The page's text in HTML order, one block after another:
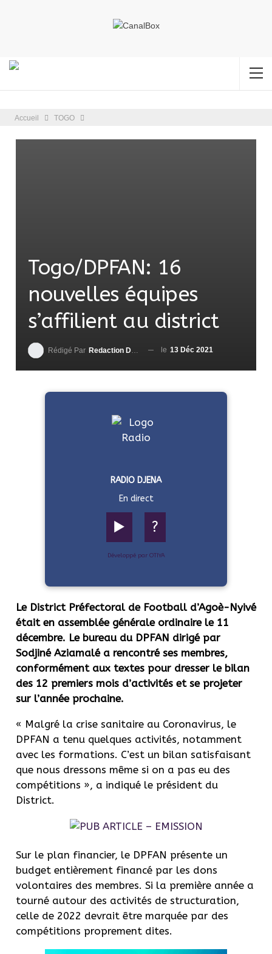
Accueil TOGO
Togo/DPFAN: 16
nouvelles équipes
s’affilient au district
Rédigé Par Redaction DjenaSport le 13 Déc 2021
RADIO DJENA
En direct
▶️ ?
Développé par OTIYA
Le District Préfectoral de Football d’Agoè-Nyivé
était en assemblée générale ordinaire le 11
décembre. Le bureau du DPFAN dirigé par
Sodjiné Aziamalé a rencontré ses membres,
conformément aux textes pour dresser le bilan
des 12 premiers mois d’activités et se projeter
sur l’année prochaine.
« Malgré la crise sanitaire au Coronavirus, le
DPFAN a tenu quelques activités, notamment
avec les formations. C’est un bilan satisfaisant
que nous dressons même si on a pas eu des
compétitions », a indiqué le président du
District.
Sur le plan financier, le DPFAN présente un
budget entièrement financé par les dons
volontaires des membres. Si la première année a
tourné autour des activités de structuration,
celle de 2022 devrait être marquée par des
compétitions proprement dites.